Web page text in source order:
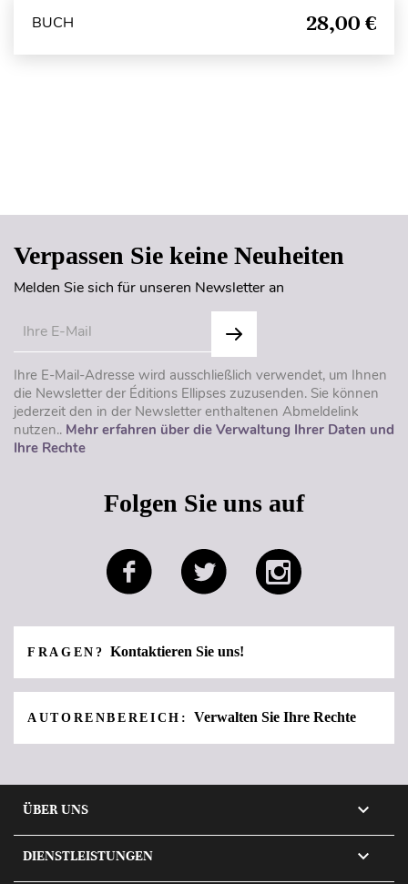
BUCH 28,00 €
Verpassen Sie keine Neuheiten
Melden Sie sich für unseren Newsletter an
Ihre E-Mail-Adresse wird ausschließlich verwendet, um Ihnen
die Newsletter der Éditions Ellipses zuzusenden. Sie können
jederzeit den in der Newsletter enthaltenen Abmeldelink
nutzen.. Mehr erfahren über die Verwaltung Ihrer Daten und
Ihre Rechte
Folgen Sie uns auf
FRAGEN? Kontaktieren Sie uns!
AUTORENBEREICH: Verwalten Sie Ihre Rechte
ÜBER UNS 
DIENSTLEISTUNGEN 